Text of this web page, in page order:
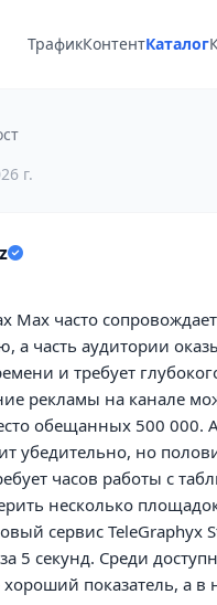
ТрафикКонтентКаталог
г.
Max часто
а часть аудитории
и требует
рекламы на канале
обещанных 500
убедительно, но
часов работы с
несколько
сервис TeleGraphyx
5 секунд. Среди
показатель, а в